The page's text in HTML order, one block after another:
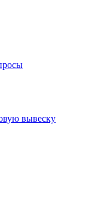
вывеску